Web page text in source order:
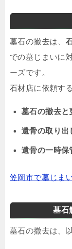
墓石の撤去は、
での墓じまいに
ーズです。
石材店に依頼す
墓石の撤去と
遺骨の取り出
遺骨の一時保
笠岡市で墓じま
墓石
墓石の撤去は、